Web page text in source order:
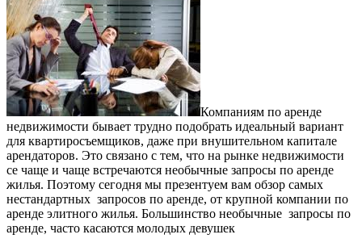
Компаниям по аренде
недвижимости бывает трудно подобрать идеальный вариант
для квартиросъемщиков, даже при внушительном капитале
арендаторов. Это связано с тем, что на рынке недвижимости
се чаще и чаще встречаются необычные запросы по аренде
жилья. Поэтому сегодня мы презентуем вам обзор самых
нестандартных запросов по аренде, от крупной компании по
аренде элитного жилья. Большинство необычные запросы по
аренде, часто касаются молодых девушек